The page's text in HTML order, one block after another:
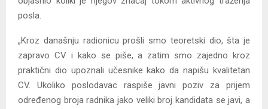
posla.
„Kroz današnju radionicu prošli smo teoretski dio, šta je
zapravo CV i kako se piše, a zatim smo zajedno kroz
praktični dio upoznali učesnike kako da napišu kvalitetan
CV. Ukoliko poslodavac raspiše javni poziv za prijem
određenog broja radnika jako veliki broj kandidata se javi, a